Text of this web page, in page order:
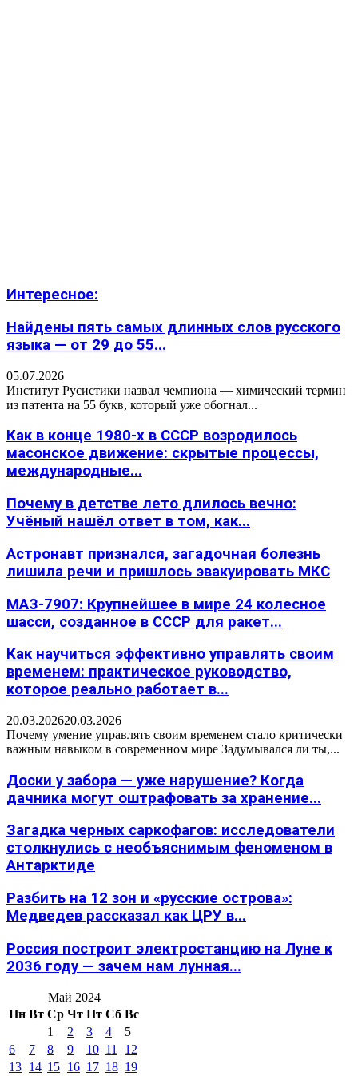
Интересное:
Найдены пять самых длинных слов русского
языка — от 29 до 55...
05.07.2026
Институт Русистики назвал чемпиона — химический термин
из патента на 55 букв, который уже обогнал...
Как в конце 1980-х в СССР возродилось
масонское движение: скрытые процессы,
международные...
Почему в детстве лето длилось вечно:
Учёный нашёл ответ в том, как...
Астронавт признался, загадочная болезнь
лишила речи и пришлось эвакуировать МКС
МАЗ-7907: Крупнейшее в мире 24 колесное
шасси, созданное в СССР для ракет...
Как научиться эффективно управлять своим
временем: практическое руководство,
которое реально работает в...
20.03.202620.03.2026
Почему умение управлять своим временем стало критически
важным навыком в современном мире Задумывался ли ты,...
Доски у забора — уже нарушение? Когда
дачника могут оштрафовать за хранение...
Загадка черных саркофагов: исследователи
столкнулись с необъяснимым феноменом в
Антарктиде
Разбить на 12 зон и «русские острова»:
Медведев рассказал как ЦРУ в...
Россия построит электростанцию на Луне к
2036 году — зачем нам лунная...
Май 2024
Пн Вт Ср Чт Пт Сб Вс
1
2 3 4
5
6
7 8 9 10 11
12
13 14 15 16 17 18 19